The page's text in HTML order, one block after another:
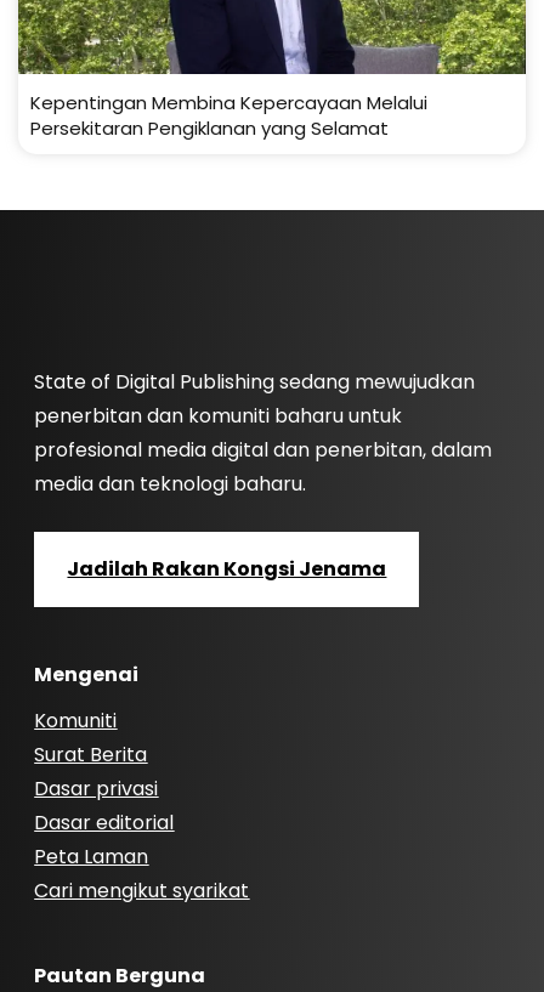
Kepentingan Membina Kepercayaan Melalui
Persekitaran Pengiklanan yang Selamat
State of Digital Publishing sedang mewujudkan
penerbitan dan komuniti baharu untuk
profesional media digital dan penerbitan, dalam
media dan teknologi baharu.
Jadilah Rakan Kongsi Jenama
Mengenai
Komuniti
Surat Berita
Dasar privasi
Dasar editorial
Peta Laman
Cari mengikut syarikat
Pautan Berguna